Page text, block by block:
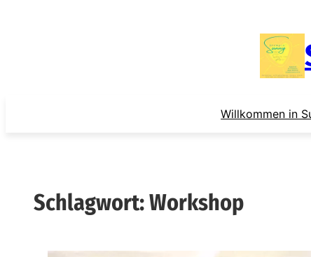
Willkommen in
Schlagwort:Workshop